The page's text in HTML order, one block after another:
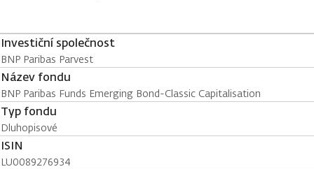
Investiční společnost
BNP Paribas Parvest
Název fondu
BNP Paribas Funds Emerging Bond-Classic Capitalisation
Typ fondu
Dluhopisové
ISIN
LU0089276934